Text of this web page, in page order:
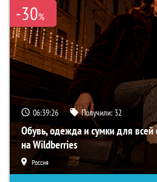
-30%
06:39:25 Получили: 32
Обувь, одежда и сумки для всей
на Wildberries
Россия